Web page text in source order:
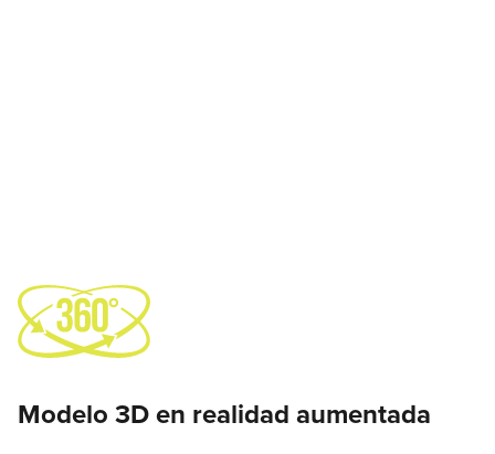
Modelo 3D en realidad aumentada